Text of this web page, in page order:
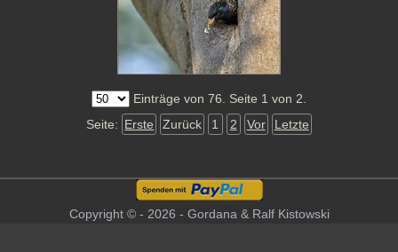
Einträge von 76. Seite 1 von 2.
Seite: Erste Zurück 1 2 Vor Letzte
Copyright © - 2026 - Gordana & Ralf Kistowski